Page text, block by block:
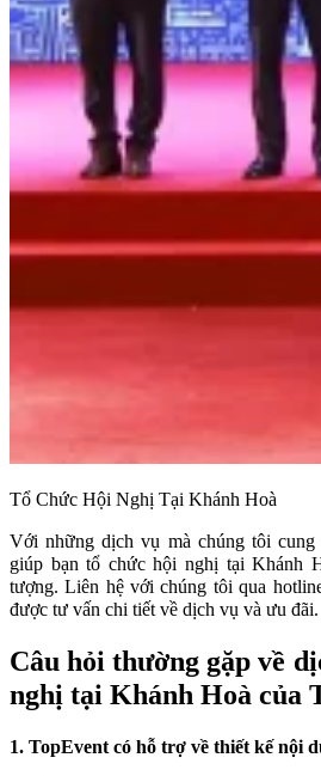
Tổ Chức Hội Nghị Tại Khánh Hoà
Với những dịch vụ mà chúng tôi cung
giúp bạn tổ chức hội nghị tại Khánh
tượng. Liên hệ với chúng tôi qua
được tư vấn chi tiết về dịch vụ và ưu đãi.
Câu hỏi thường gặp về
nghị tại Khánh Hoà của
1. TopEvent có hỗ trợ về thiết kế nội